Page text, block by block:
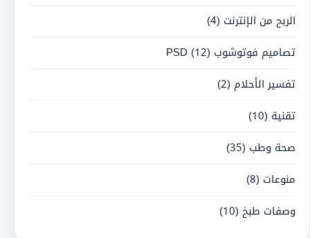
الربح من الإنترنت (4)
تصاميم فوتوشوب PSD (12)
تفسير الأحلام (2)
تقنية (10)
صحة وطب (35)
منوعات (8)
وصفات طبخ (10)